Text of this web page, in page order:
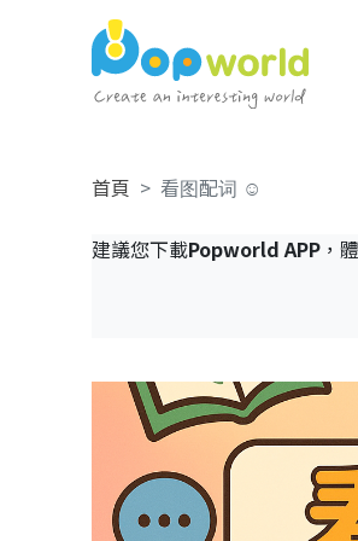
首頁 看图配词 ☺️
建議您下載Popworld APP，